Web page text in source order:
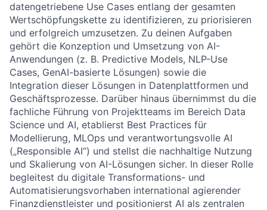
datengetriebene Use Cases entlang der gesamten
Wertschöpfungskette zu identifizieren, zu priorisieren
und erfolgreich umzusetzen. Zu deinen Aufgaben
gehört die Konzeption und Umsetzung von AI-
Anwendungen (z. B. Predictive Models, NLP-Use
Cases, GenAI-basierte Lösungen) sowie die
Integration dieser Lösungen in Datenplattformen und
Geschäftsprozesse. Darüber hinaus übernimmst du die
fachliche Führung von Projektteams im Bereich Data
Science und AI, etablierst Best Practices für
Modellierung, MLOps und verantwortungsvolle AI
(„Responsible AI“) und stellst die nachhaltige Nutzung
und Skalierung von AI-Lösungen sicher. In dieser Rolle
begleitest du digitale Transformations- und
Automatisierungsvorhaben international agierender
Finanzdienstleister und positionierst AI als zentralen